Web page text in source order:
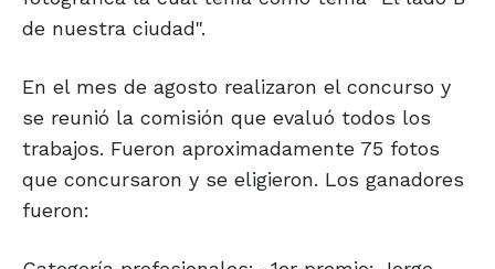
de nuestra ciudad".
En el mes de agosto realizaron el concurso y
se reunió la comisión que evaluó todos los
trabajos. Fueron aproximadamente 75 fotos
que concursaron y se eligieron. Los ganadores
fueron: